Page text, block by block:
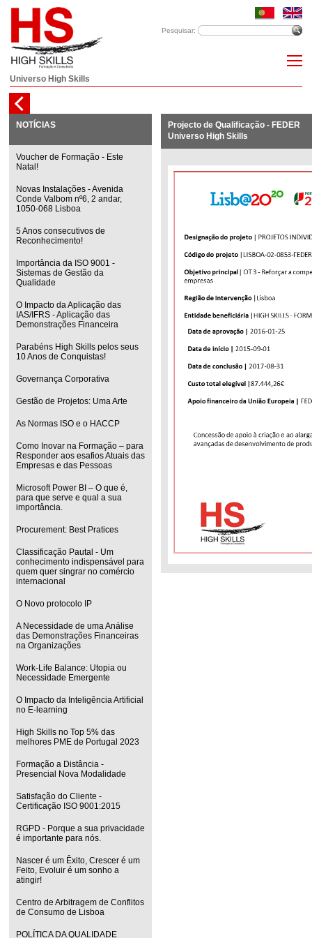
Pesquisar:
Universo High Skills
NOTÍCIAS
Voucher de Formação - Este
Natal!
Novas Instalações - Avenida
Conde Valbom nº6, 2 andar,
1050-068 Lisboa
5 Anos consecutivos de
Reconhecimento!
Importância da ISO 9001 -
Sistemas de Gestão da
Qualidade
O Impacto da Aplicação das
IAS/IFRS - Aplicação das
Demonstrações Financeira
Parabéns High Skills pelos seus
10 Anos de Conquistas!
Governança Corporativa
Gestão de Projetos: Uma Arte
As Normas ISO e o HACCP
Como Inovar na Formação – para
Responder aos esafios Atuais das
Empresas e das Pessoas
Microsoft Power BI – O que é,
para que serve e qual a sua
importância.
Procurement: Best Pratices
Classificação Pautal - Um
conhecimento indispensável para
quem quer singrar no comércio
internacional
O Novo protocolo IP
A Necessidade de uma Análise
das Demonstrações Financeiras
na Organizações
Work-Life Balance: Utopia ou
Necessidade Emergente
O Impacto da Inteligência Artificial
no E-learning
High Skills no Top 5% das
melhores PME de Portugal 2023
Formação a Distância -
Presencial Nova Modalidade
Satisfação do Cliente -
Certificação ISO 9001:2015
RGPD - Porque a sua privacidade
é importante para nós.
Nascer é um Êxito, Crescer é um
Feito, Evoluir é um sonho a
atingir!
Centro de Arbitragem de Conflitos
de Consumo de Lisboa
POLÍTICA DA QUALIDADE
Projecto de Qualificação - FEDER
Universo High Skills